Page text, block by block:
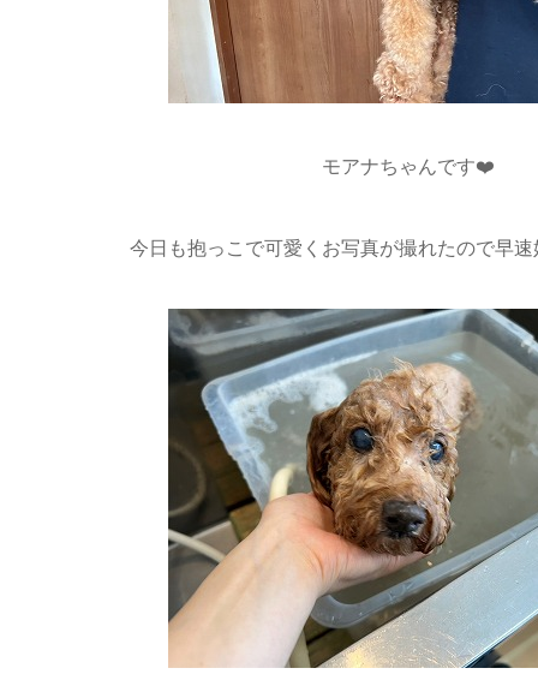
モアナちゃんです❤️
今日も抱っこで可愛くお写真が撮れたので早